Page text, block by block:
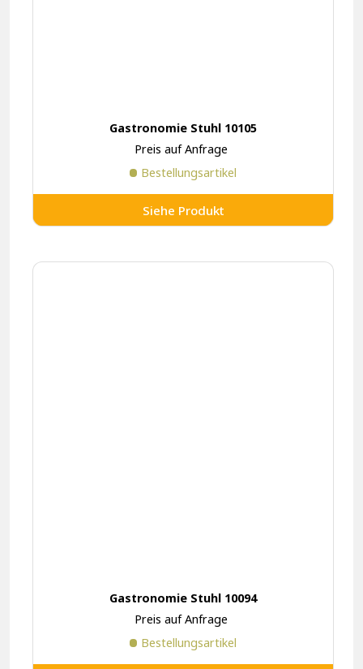
Gastronomie Stuhl 10105
Preis auf Anfrage
Bestellungsartikel
Siehe Produkt
Gastronomie Stuhl 10094
Preis auf Anfrage
Bestellungsartikel